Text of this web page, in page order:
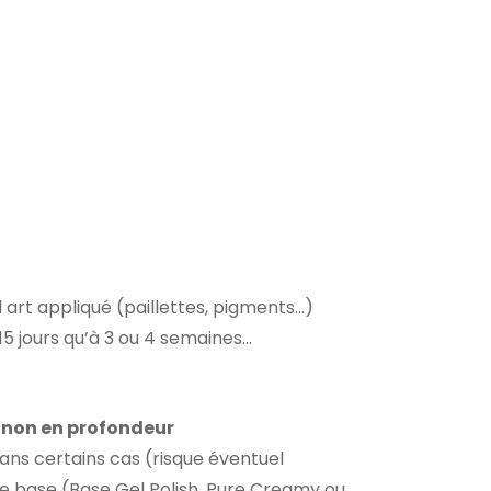
art appliqué (paillettes, pigments…)
jours qu’à 3 ou 4 semaines…
en profondeur
certains cas (risque éventuel